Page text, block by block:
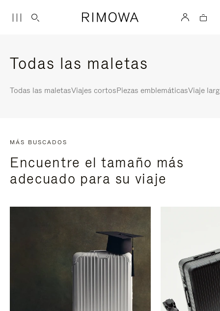
Todas las maletas
Todas las maletasViajes cortosPiezas emblemáticasViaje
MÁS BUSCADOS
Encuentre el tamaño más
adecuado para su viaje